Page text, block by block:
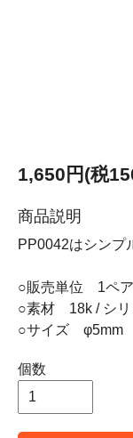
1,650円(税
商品説明
PP0042はシンプ
○販売単位 1ペア
○素材 18k / シリ
○サイズ φ5mm
個数